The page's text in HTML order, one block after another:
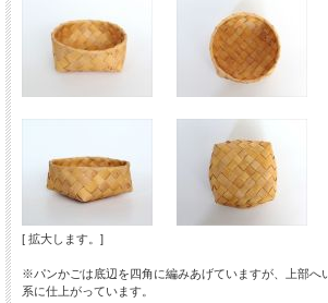
[ 拡大します。]
※パンかごは底辺を四角に編みあげていますが、上部へ
系に仕上がっています。